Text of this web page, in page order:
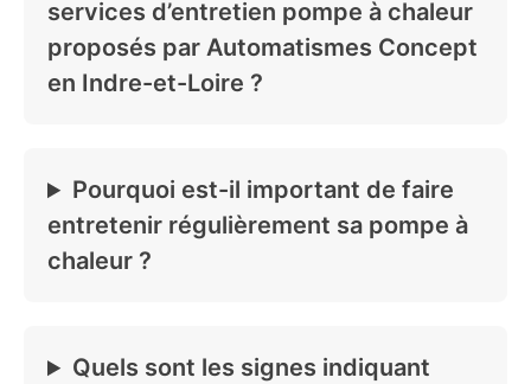
services d’entretien pompe à chaleur
proposés par Automatismes Concept
en Indre-et-Loire ?
Pourquoi est-il important de faire
entretenir régulièrement sa pompe à
chaleur ?
Quels sont les signes indiquant